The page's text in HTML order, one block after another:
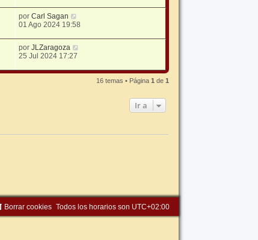
porCarl Sagan
01 Ago 2024 19:58
porJLZaragoza
25 Jul 2024 17:27
16 temas • Página1 de1
Ir a
Todos los horarios son UTC+02:00
Borrar cookies